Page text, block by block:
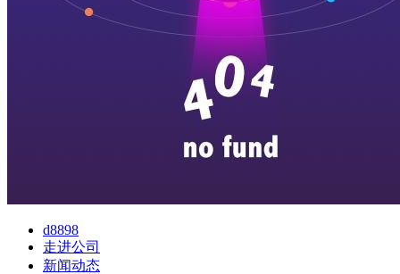
d8898
走进公司
新闻动态